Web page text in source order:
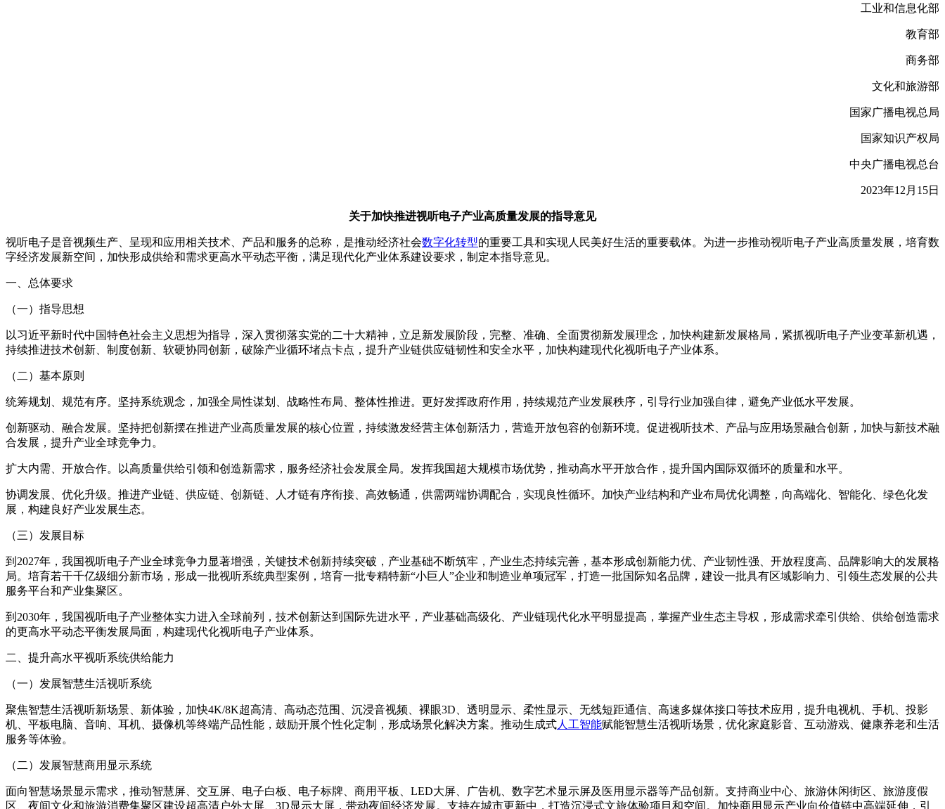
工业和信息化部
教育部
商务部
文化和旅游部
国家广播电视总局
国家知识产权局
中央广播电视总台
2023年12月15日
关于加快推进视听电子产业高质量发展的指导意见
视听电子是音视频生产、呈现和应用相关技术、产品和服务的总称，是推动经济社会数字化转型的重要工具和实现人民美好生活的重要载体。为进一步推动视听电子产业高质量发展，培育数
字经济发展新空间，加快形成供给和需求更高水平动态平衡，满足现代化产业体系建设要求，制定本指导意见。
一、总体要求
（一）指导思想
以习近平新时代中国特色社会主义思想为指导，深入贯彻落实党的二十大精神，立足新发展阶段，完整、准确、全面贯彻新发展理念，加快构建新发展格局，紧抓视听电子产业变革新机遇，
持续推进技术创新、制度创新、软硬协同创新，破除产业循环堵点卡点，提升产业链供应链韧性和安全水平，加快构建现代化视听电子产业体系。
（二）基本原则
统筹规划、规范有序。坚持系统观念，加强全局性谋划、战略性布局、整体性推进。更好发挥政府作用，持续规范产业发展秩序，引导行业加强自律，避免产业低水平发展。
创新驱动、融合发展。坚持把创新摆在推进产业高质量发展的核心位置，持续激发经营主体创新活力，营造开放包容的创新环境。促进视听技术、产品与应用场景融合创新，加快与新技术融
合发展，提升产业全球竞争力。
扩大内需、开放合作。以高质量供给引领和创造新需求，服务经济社会发展全局。发挥我国超大规模市场优势，推动高水平开放合作，提升国内国际双循环的质量和水平。
协调发展、优化升级。推进产业链、供应链、创新链、人才链有序衔接、高效畅通，供需两端协调配合，实现良性循环。加快产业结构和产业布局优化调整，向高端化、智能化、绿色化发
展，构建良好产业发展生态。
（三）发展目标
到2027年，我国视听电子产业全球竞争力显著增强，关键技术创新持续突破，产业基础不断筑牢，产业生态持续完善，基本形成创新能力优、产业韧性强、开放程度高、品牌影响大的发展格
局。培育若干千亿级细分新市场，形成一批视听系统典型案例，培育一批专精特新“小巨人”企业和制造业单项冠军，打造一批国际知名品牌，建设一批具有区域影响力、引领生态发展的公共
服务平台和产业集聚区。
到2030年，我国视听电子产业整体实力进入全球前列，技术创新达到国际先进水平，产业基础高级化、产业链现代化水平明显提高，掌握产业生态主导权，形成需求牵引供给、供给创造需求
的更高水平动态平衡发展局面，构建现代化视听电子产业体系。
二、提升高水平视听系统供给能力
（一）发展智慧生活视听系统
聚焦智慧生活视听新场景、新体验，加快4K/8K超高清、高动态范围、沉浸音视频、裸眼3D、透明显示、柔性显示、无线短距通信、高速多媒体接口等技术应用，提升电视机、手机、投影
机、平板电脑、音响、耳机、摄像机等终端产品性能，鼓励开展个性化定制，形成场景化解决方案。推动生成式人工智能赋能智慧生活视听场景，优化家庭影音、互动游戏、健康养老和生活
服务等体验。
（二）发展智慧商用显示系统
面向智慧场景显示需求，推动智慧屏、交互屏、电子白板、电子标牌、商用平板、LED大屏、广告机、数字艺术显示屏及医用显示器等产品创新。支持商业中心、旅游休闲街区、旅游度假
区、夜间文化和旅游消费集聚区建设超高清户外大屏、3D显示大屏，带动夜间经济发展。支持在城市更新中，打造沉浸式文旅体验项目和空间。加快商用显示产业向价值链中高端延伸，引